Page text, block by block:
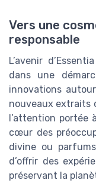
Vers une
responsable
L’avenir
dans une
innovations
nouveaux extraits
l’attention portée
cœur des
divine ou
d’offrir des
préservant la